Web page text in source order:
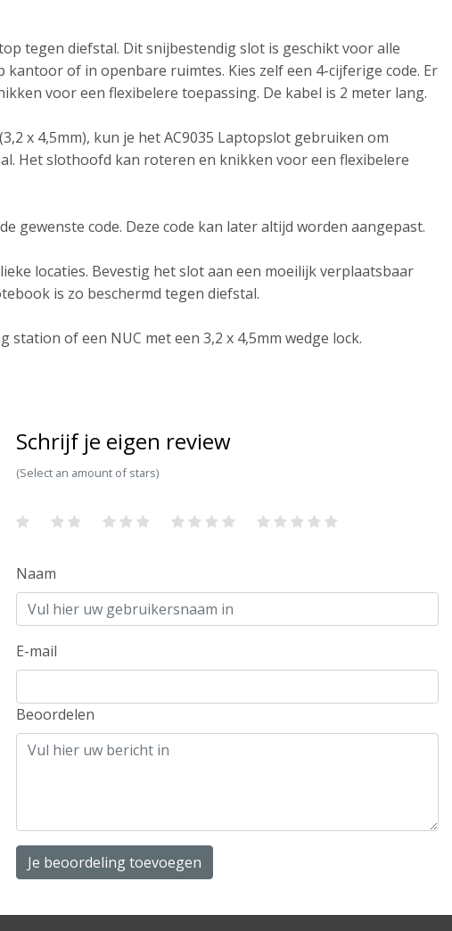
tegen diefstal. Dit snijbestendig slot is geschikt voor alle
of in openbare ruimtes. Kies zelf een 4-cijferige code. Er
voor een flexibelere toepassing. De kabel is 2 meter lang.
x 4,5mm), kun je het AC9035 Laptopslot gebruiken om
Het slothoofd kan roteren en knikken voor een flexibelere
gewenste code. Deze code kan later altijd worden aangepast.
locaties. Bevestig het slot aan een moeilijk verplaatsbaar
is zo beschermd tegen diefstal.
of een NUC met een 3,2 x 4,5mm wedge lock.
Schrijf je eigen review
(Select an amount of stars)
Naam
E-mail
Beoordelen
Je beoordeling toevoegen